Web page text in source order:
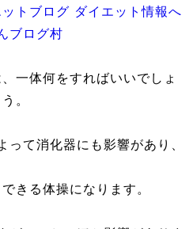
ブログ村
一体何をすればいいでしょ
う。
て消化器にも影響があり、
きる体操になります。